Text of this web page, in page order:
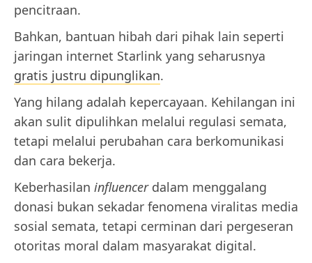
pencitraan.
Bahkan, bantuan hibah dari pihak lain seperti
jaringan internet Starlink yang seharusnya
gratis justru dipunglikan.
Yang hilang adalah kepercayaan. Kehilangan ini
akan sulit dipulihkan melalui regulasi semata,
tetapi melalui perubahan cara berkomunikasi
dan cara bekerja.
Keberhasilan influencerdalam menggalang
donasi bukan sekadar fenomena viralitas media
sosial semata, tetapi cerminan dari pergeseran
otoritas moral dalam masyarakat digital.